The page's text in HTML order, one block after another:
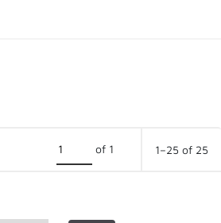
of 1 1–25 of 25